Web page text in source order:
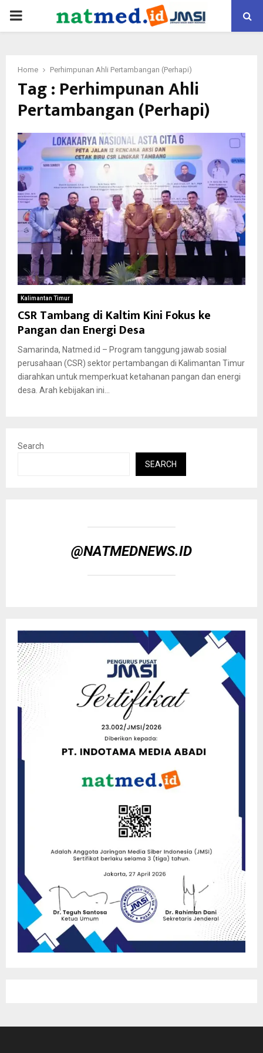
PRIMARY
Home Perhimpunan Ahli Pertambangan (Perhapi)
Tag : Perhimpunan Ahli
Pertambangan (Perhapi)
Kalimantan Timur
CSR Tambang di Kaltim Kini Fokus ke
Pangan dan Energi Desa
Samarinda, Natmed.id – Program tanggung jawab sosial
perusahaan (CSR) sektor pertambangan di Kalimantan Timur
diarahkan untuk memperkuat ketahanan pangan dan energi
desa. Arah kebijakan ini...
Search
SEARCH
@NATMEDNEWS.ID